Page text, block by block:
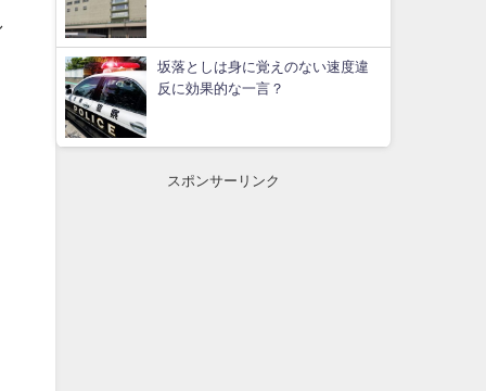
坂落としは身に覚えのない速度違
反に効果的な一言？
スポンサーリンク